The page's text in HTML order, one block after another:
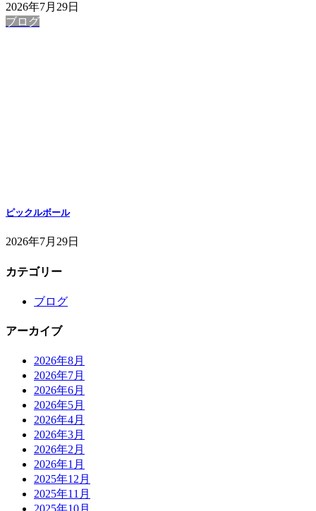
2026年7月29日
ブログ
ピックルボール
2026年7月29日
カテゴリー
ブログ
アーカイブ
2026年8月
2026年7月
2026年6月
2026年5月
2026年4月
2026年3月
2026年2月
2026年1月
2025年12月
2025年11月